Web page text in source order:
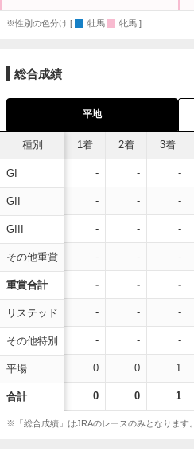
※性別の色分け [ :牡馬 :牝馬 ]
総合成績
平地
種別
GI
GII
GIII
その他重賞
重賞合計
リステッド
その他特別
平場
合計
1着 2着 3着
- - -
- - -
- - -
- - -
- - -
- - -
- - -
0 0 1
0 0 1
※「総合成績」はJRAのレースのみとなります。